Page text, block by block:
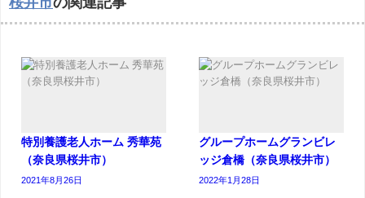
特別養護老人ホーム 秀華苑
（奈良県桜井市）
2021年8月26日
グループホームグランビレ
ッジ倉橋（奈良県桜井市）
2022年1月28日